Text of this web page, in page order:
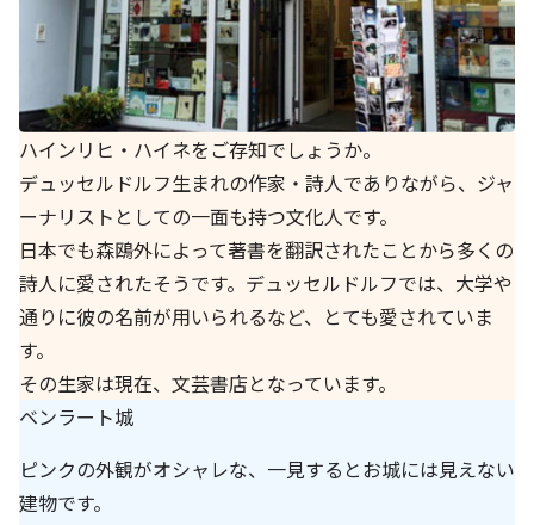
ハインリヒ・ハイネをご存知でしょうか。
デュッセルドルフ生まれの作家・詩人でありながら、ジャ
ーナリストとしての一面も持つ文化人です。
日本でも森鴎外によって著書を翻訳されたことから多くの
詩人に愛されたそうです。デュッセルドルフでは、大学や
通りに彼の名前が用いられるなど、とても愛されていま
す。
その生家は現在、文芸書店となっています。
ベンラート城
ピンクの外観がオシャレな、一見するとお城には見えない
建物です。